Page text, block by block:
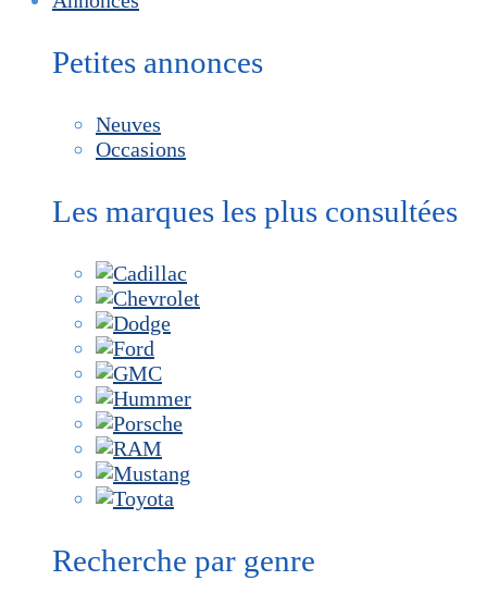
Petites annonces
Neuves
Occasions
Les marques les plus consultées
Recherche par genre